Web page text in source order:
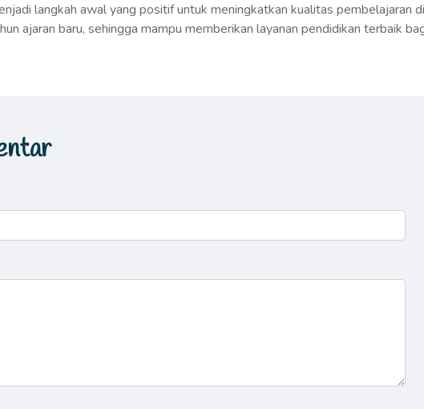
langkah awal yang positif untuk meningkatkan kualitas pembelajaran di
ajaran baru, sehingga mampu memberikan layanan pendidikan terbaik